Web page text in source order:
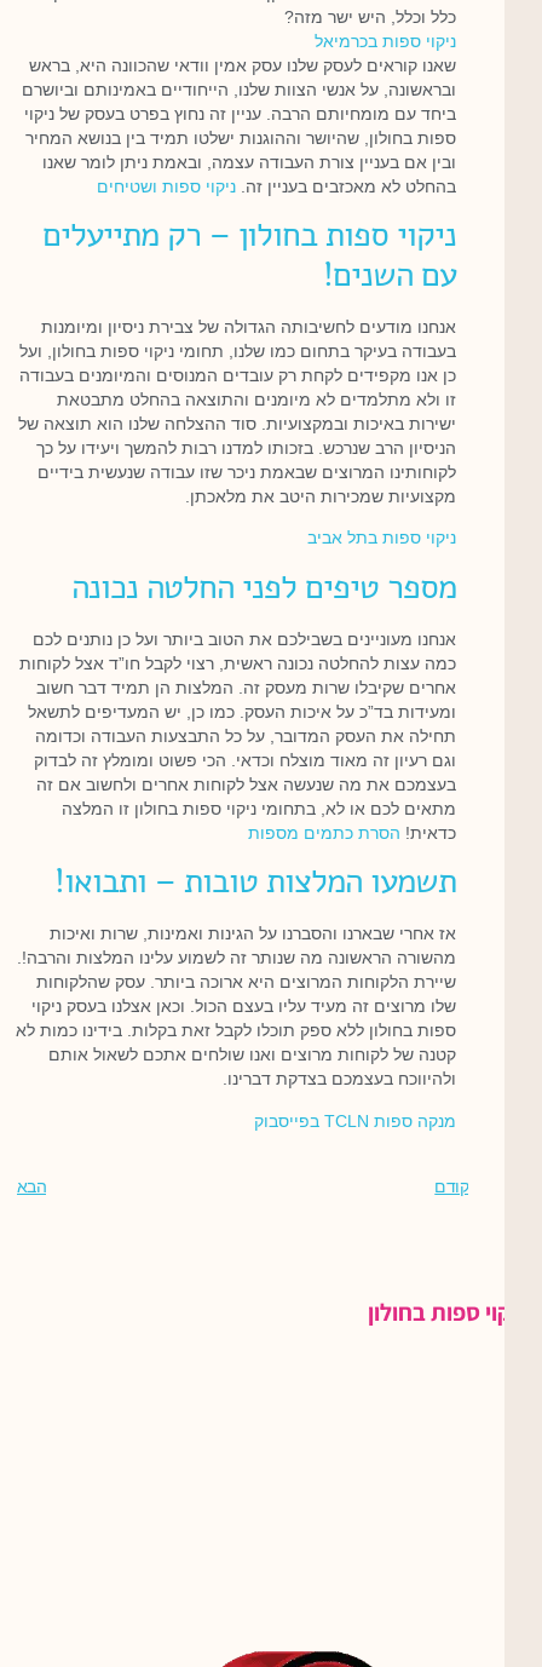
כלל וכלל, היש ישר מזה?
ניקוי ספות בכרמיאל
שאנו קוראים לעסק שלנו עסק אמין וודאי שהכוונה היא, בראש
ובראשונה, על אנשי הצוות שלנו, הייחודיים באמינותם וביושרם
ביחד עם מומחיותם הרבה. עניין זה נחוץ בפרט בעסק של ניקוי
ספות בחולון, שהיושר וההוגנות ישלטו תמיד בין בנושא המחיר
ובין אם בעניין צורת העבודה עצמה, ובאמת ניתן לומר שאנו
בהחלט לא מאכזבים בעניין זה. ניקוי ספות ושטיחים
ניקוי ספות בחולון – רק מתייעלים
עם השנים!
אנחנו מודעים לחשיבותה הגדולה של צבירת ניסיון ומיומנות
בעבודה בעיקר בתחום כמו שלנו, תחומי ניקוי ספות בחולון, ועל
כן אנו מקפידים לקחת רק עובדים המנוסים והמיומנים בעבודה
זו ולא מתלמדים לא מיומנים והתוצאה בהחלט מתבטאת
ישירות באיכות ובמקצועיות. סוד ההצלחה שלנו הוא תוצאה של
הניסיון הרב שנרכש. בזכותו למדנו רבות להמשך ויעידו על כך
לקוחותינו המרוצים שבאמת ניכר שזו עבודה שנעשית בידיים
מקצועיות שמכירות היטב את מלאכתן.
ניקוי ספות בתל אביב
מספר טיפים לפני החלטה נכונה
אנחנו מעוניינים בשבילכם את הטוב ביותר ועל כן נותנים לכם
כמה עצות להחלטה נכונה ראשית, רצוי לקבל חו”ד אצל לקוחות
אחרים שקיבלו שרות מעסק זה. המלצות הן תמיד דבר חשוב
ומעידות בד”כ על איכות העסק. כמו כן, יש המעדיפים לתשאל
תחילה את העסק המדובר, על כל התבצעות העבודה וכדומה
וגם רעיון זה מאוד מוצלח וכדאי. הכי פשוט ומומלץ זה לבדוק
בעצמכם את מה שנעשה אצל לקוחות אחרים ולחשוב אם זה
מתאים לכם או לא, בתחומי ניקוי ספות בחולון זו המלצה
כדאית! הסרת כתמים מספות
תשמעו המלצות טובות – ותבואו!
אז אחרי שבארנו והסברנו על הגינות ואמינות, שרות ואיכות
מהשורה הראשונה מה שנותר זה לשמוע עלינו המלצות והרבה!.
שיירת הלקוחות המרוצים היא ארוכה ביותר. עסק שהלקוחות
שלו מרוצים זה מעיד עליו בעצם הכול. וכאן אצלנו בעסק ניקוי
ספות בחולון ללא ספק תוכלו לקבל זאת בקלות. בידינו כמות לא
קטנה של לקוחות מרוצים ואנו שולחים אתכם לשאול אותם
ולהיווכח בעצמכם בצדקת דברינו.
מנקה ספות TCLN בפייסבוק
קודם הבא
ניקוי ספות בחולון